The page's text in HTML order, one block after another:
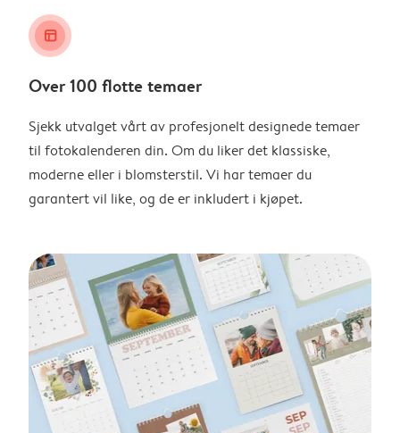
layout_alt
Over 100 flotte temaer
Sjekk utvalget vårt av profesjonelt designede temaer
til fotokalenderen din. Om du liker det klassiske,
moderne eller i blomsterstil. Vi har temaer du
garantert vil like, og de er inkludert i kjøpet.